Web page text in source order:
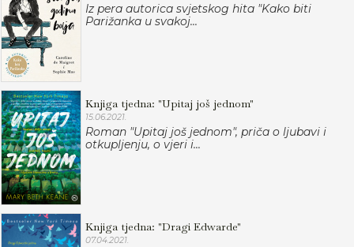
Iz pera autorica svjetskog hita "Kako biti
Parižanka u svakoj...
Knjiga tjedna: "Upitaj još jednom"
15.06.2021.
Roman "Upitaj još jednom", priča o ljubavi i
otkupljenju, o vjeri i...
Knjiga tjedna: "Dragi Edwarde"
07.04.2021.